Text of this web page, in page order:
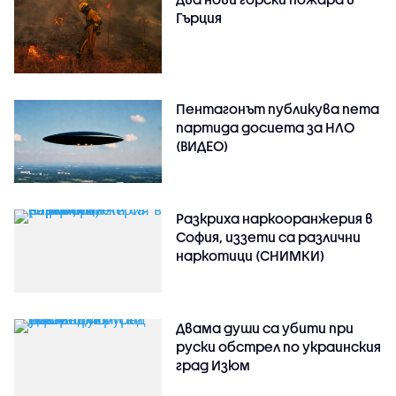
Гърция
Пентагонът публикува пета
партида досиета за НЛО
(ВИДЕО)
Разкриха наркооранжерия в
София, иззети са различни
наркотици (СНИМКИ)
Двама души са убити при
руски обстрeл по украинския
град Изюм